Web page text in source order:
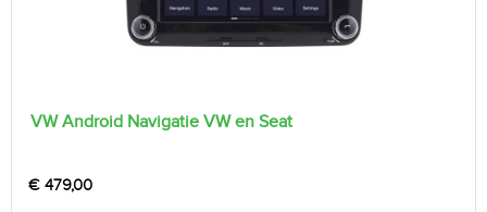
VW Android Navigatie VW en Seat
€ 479,00